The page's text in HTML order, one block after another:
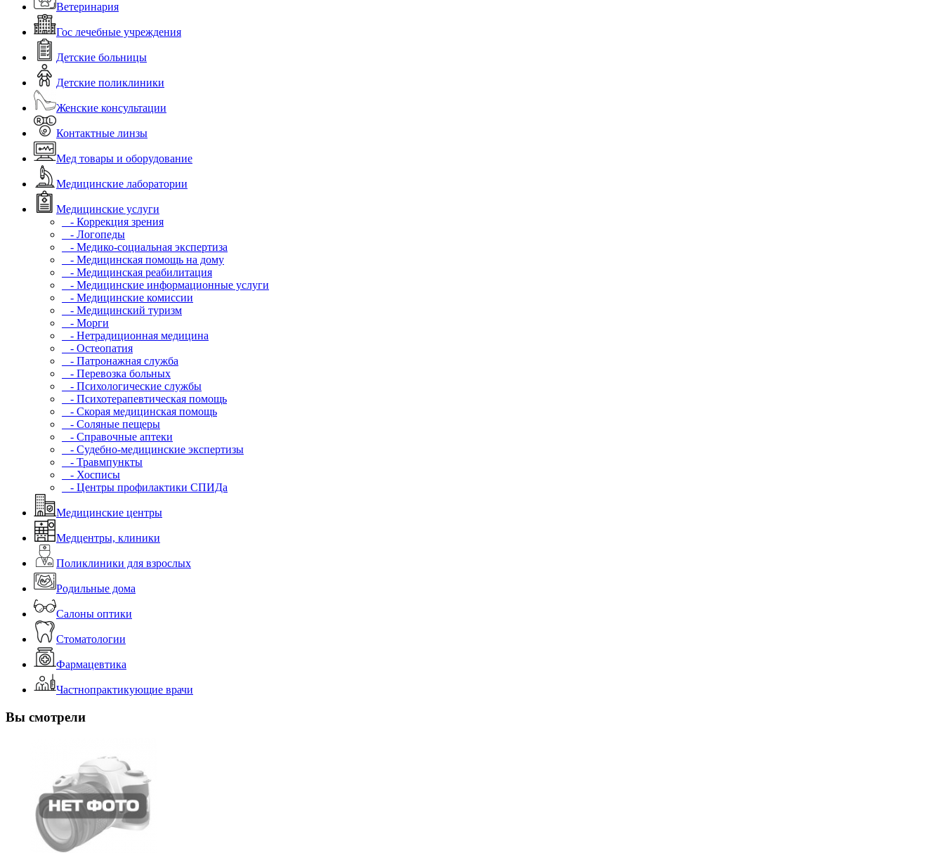
Ветеринария
Гос лечебные учреждения
Детские больницы
Детские поликлиники
Женские консультации
Контактные линзы
Мед товары и оборудование
Медицинские лаборатории
Медицинские услуги
- Коррекция зрения
- Логопеды
- Медико-социальная экспертиза
- Медицинская помощь на дому
- Медицинская реабилитация
- Медицинские информационные услуги
- Медицинские комиссии
- Медицинский туризм
- Морги
- Нетрадиционная медицина
- Остеопатия
- Патронажная служба
- Перевозка больных
- Психологические службы
- Психотерапевтическая помощь
- Скорая медицинская помощь
- Соляные пещеры
- Справочные аптеки
- Судебно-медицинские экспертизы
- Травмпункты
- Хосписы
- Центры профилактики СПИДа
Медицинские центры
Медцентры, клиники
Поликлиники для взрослых
Родильные дома
Салоны оптики
Стоматологии
Фармацевтика
Частнопрактикующие врачи
Вы смотрели